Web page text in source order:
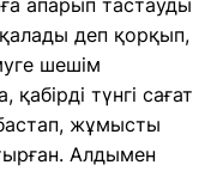
апарып тастауды
деп қорқып,
шешім
түнгі сағат
жұмысты
Алдымен